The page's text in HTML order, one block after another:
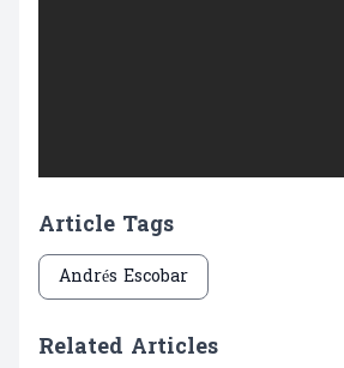
Article Tags
Andrés Escobar
Related Articles